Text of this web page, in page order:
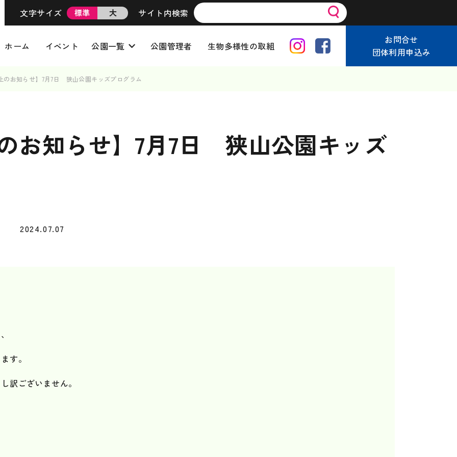
文字サイズ 標準 大 サイト内検索
ホーム イベント 公園一覧 公園管理者 生物多様性の取組
お問合せ
団体利用申込み
のお知らせ】7月7日 狭山公園キッズプログラム
お知らせ】7月7日 狭山公園キッズ
2024.07.07
す。
訳ございません。